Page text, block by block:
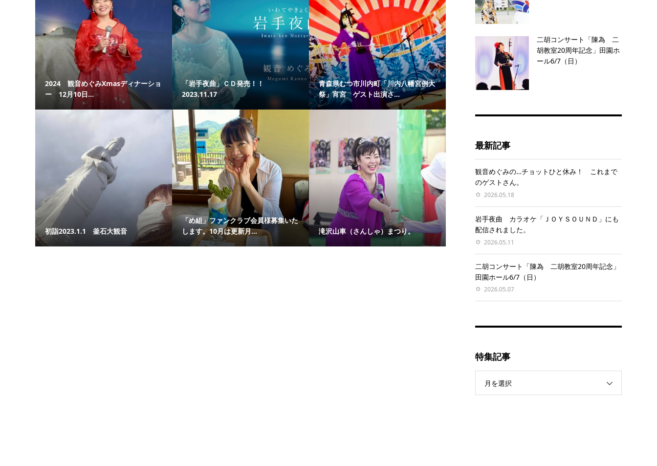
2024 観音めぐみXmasディナーショ
ー 12月10日...
「岩手夜曲」ＣＤ発売！！
2023.11.17
青森県むつ市川内町「川内八幡宮例大
祭」宵宮 ゲスト出演さ...
初詣2023.1.1 釜石大観音
「め組」ファンクラブ会員様募集いた
します。10月は更新月...
滝沢山車（さんしゃ）まつり。
二胡コンサート「陳為 二
胡教室20周年記念」田園ホ
ール6/7（日）
最新記事
観音めぐみの…チョットひと休み！ これまで
のゲストさん。
2026.05.18
岩手夜曲 カラオケ「ＪＯＹＳＯＵＮＤ」にも
配信されました。
2026.05.11
二胡コンサート「陳為 二胡教室20周年記念」
田園ホール6/7（日）
2026.05.07
特集記事
月を選択